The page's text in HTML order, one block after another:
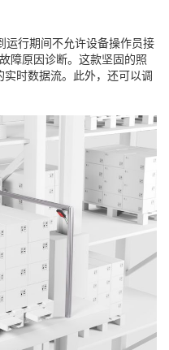
行期间不允许设备操作员接
障原因诊断。这款坚固的照
时数据流。此外，还可以调